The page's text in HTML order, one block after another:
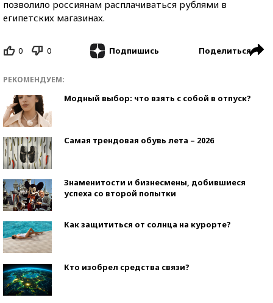
позволило россиянам расплачиваться рублями в
египетских магазинах.
0 0 Подпишись Поделиться
РЕКОМЕНДУЕМ:
Модный выбор: что взять с собой в отпуск?
Самая трендовая обувь лета – 2026
Знаменитости и бизнесмены, добившиеся
успеха со второй попытки
Как защититься от солнца на курорте?
Кто изобрел средства связи?